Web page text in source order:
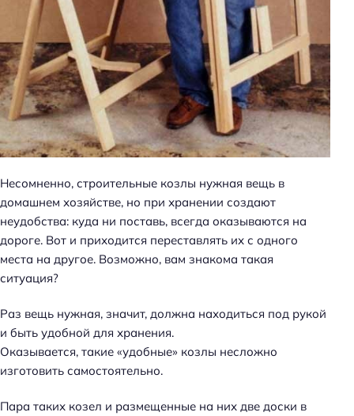
Несомненно, строительные козлы нужная вещь в
домашнем хозяйстве, но при хранении создают
неудобства: куда ни поставь, всегда оказываются на
дороге. Вот и приходится переставлять их с одного
места на другое. Возможно, вам знакома такая
ситуация?
Раз вещь нужная, значит, должна находиться под рукой
и быть удобной для хранения.
Оказывается, такие «удобные» козлы несложно
изготовить самостоятельно.
Пара таких козел и размещенные на них две доски в